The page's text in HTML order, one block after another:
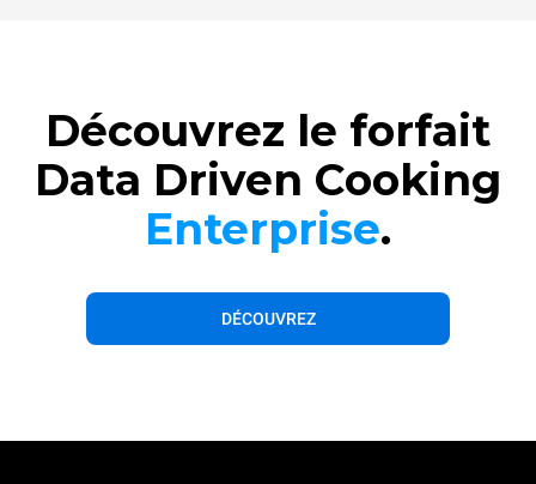
Découvrez le forfait
Data Driven Cooking
Enterprise.
DÉCOUVREZ